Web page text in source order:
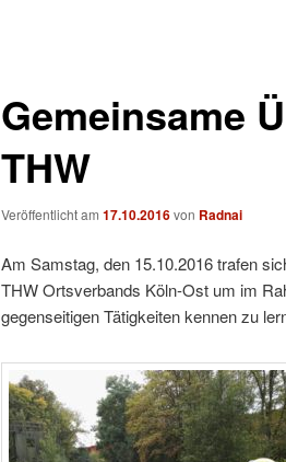
Gemeinsame
THW
Veröffentlicht am 17.10.2016von Radnai
Am Samstag, den 15.10.2016 trafen
THW Ortsverbands Köln-Ost um im
gegenseitigen Tätigkeiten kennen zu